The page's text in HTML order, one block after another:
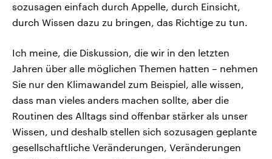
sozusagen einfach durch Appelle, durch Einsicht,
durch Wissen dazu zu bringen, das Richtige zu tun.
Ich meine, die Diskussion, die wir in den letzten
Jahren über alle möglichen Themen hatten – nehmen
Sie nur den Klimawandel zum Beispiel, alle wissen,
dass man vieles anders machen sollte, aber die
Routinen des Alltags sind offenbar stärker als unser
Wissen, und deshalb stellen sich sozusagen geplante
gesellschaftliche Veränderungen, Veränderungen